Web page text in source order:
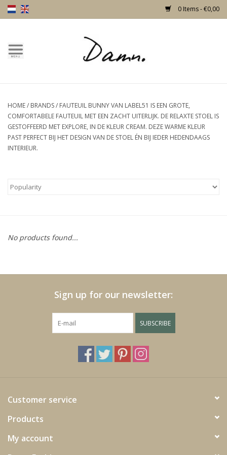
0 Items - €0,00
Home
New!
Skulls
Furniture
Dress
Garden furniture and deco
HOME/ BRANDS/ FAUTEUIL BUNNY VAN LABEL51 IS EEN GROTE,
COMFORTABELE FAUTEUIL MET EEN ZACHT UITERLIJK. DE RELAXTE STOEL IS
GESTOFFEERD MET EXPLORE, IN DE KLEUR CREAM. DEZE WARME KLEUR
PAST PERFECT BIJ HET DESIGN VAN DE STOEL ÉN BIJ IEDER HEDENDAAGS
INTERIEUR.
No products found...
Sign up for our newsletter:
SUBSCRIBE
Customer service
Products
My account